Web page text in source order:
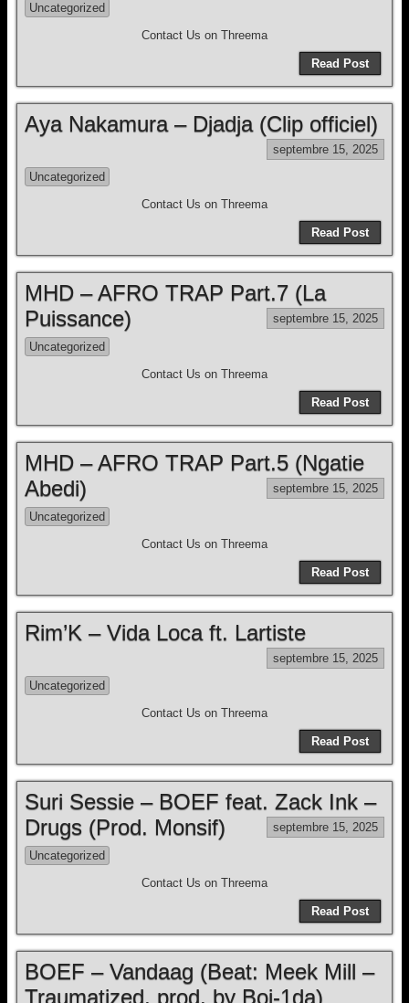
Uncategorized
Contact Us on Threema
Read Post
Aya Nakamura – Djadja (Clip officiel)
septembre 15, 2025
Uncategorized
Contact Us on Threema
Read Post
MHD – AFRO TRAP Part.7 (La
Puissance)
septembre 15, 2025
Uncategorized
Contact Us on Threema
Read Post
MHD – AFRO TRAP Part.5 (Ngatie
Abedi)
septembre 15, 2025
Uncategorized
Contact Us on Threema
Read Post
Rim’K – Vida Loca ft. Lartiste
septembre 15, 2025
Uncategorized
Contact Us on Threema
Read Post
Suri Sessie – BOEF feat. Zack Ink –
Drugs (Prod. Monsif)
septembre 15, 2025
Uncategorized
Contact Us on Threema
Read Post
BOEF – Vandaag (Beat: Meek Mill –
Traumatized, prod. by Boi-1da)